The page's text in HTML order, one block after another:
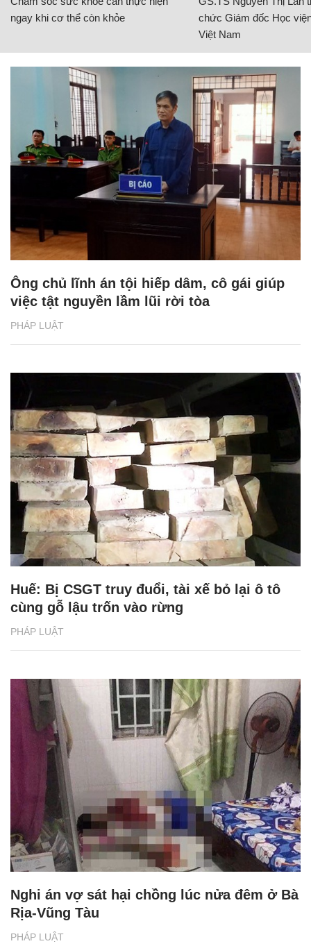
ngay khi cơ thể còn khỏe
chức Giám đốc Học
Việt Nam
PHÁP LUẬT
Ông chủ lĩnh án tội hiếp dâm, cô gái giúp
việc tật nguyền lầm lũi rời tòa
PHÁP LUẬT
Huế: Bị CSGT truy đuổi, tài xế bỏ lại ô tô
cùng gỗ lậu trốn vào rừng
PHÁP LUẬT
Nghi án vợ sát hại chồng lúc nửa đêm ở Bà
Rịa-Vũng Tàu